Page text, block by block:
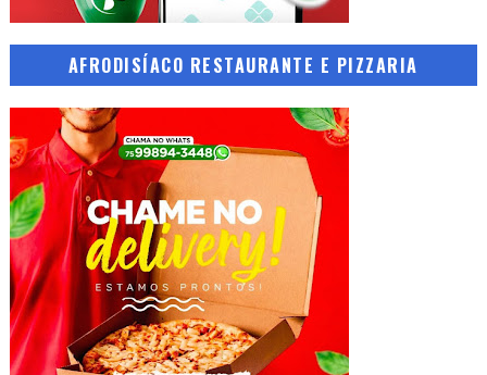
AFRODISÍACO RESTAURANTE E PIZZARIA